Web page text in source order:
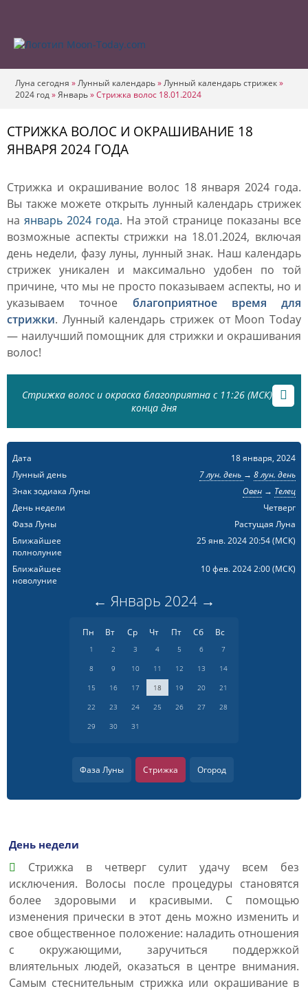
Луна сегодня »Лунный календарь»Лунный календарь стрижек»
2024 год»Январь»Стрижка волос 18.01.2024
СТРИЖКА ВОЛОС И ОКРАШИВАНИЕ 18
ЯНВАРЯ 2024 ГОДА
Стрижка и окрашивание волос 18 января 2024 года.
Вы также можете открыть лунный календарь стрижек
на январь 2024 года. На этой странице показаны все
возможные аспекты стрижки на 18.01.2024, включая
день недели, фазу луны, лунный знак. Наш календарь
стрижек уникален и максимально удобен по той
причине, что мы не просто показываем аспекты, но и
указываем точное благоприятное время для
стрижки. Лунный календарь стрижек от Moon Today
— наилучший помощник для стрижки и окрашивания
волос!
Стрижка волос и окраска благоприятна с 11:26 (МСК) до
конца дня
Дата
18 января, 2024
Лунный день
7 лун. день → 8 лун. день
Знак зодиака Луны
Овен→ Телец
День недели
Четверг
Фаза Луны
Растущая Луна
Ближайшее
полнолуние
25 янв. 2024 20:54(МСК)
Ближайшее
новолуние
10 фев. 2024 2:00(МСК)
← Январь 2024 →
Пн Вт Ср Чт Пт Сб Вс
1 2 3 4 5 6
7
8
9 10 11 12 13
14
15
16 17 18 19 20
21
22
23 24 25 26 27
28
29
30 31
Фаза Луны Стрижка Огород
День недели
Cтрижка в четверг сулит удачу всем без
исключения. Волосы после процедуры становятся
более здоровыми и красивыми. С помощью
изменения прически в этот день можно изменить и
свое общественное положение: наладить отношения
с окружающими, заручиться поддержкой
влиятельных людей, оказаться в центре внимания.
Самым стеснительным стрижка или окрашивание в